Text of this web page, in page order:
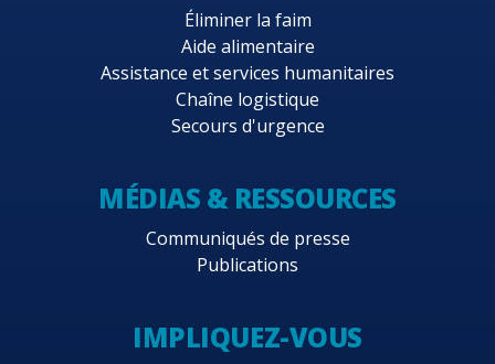
Éliminer la faim
Aide alimentaire
Assistance et services humanitaires
Chaîne logistique
Secours d'urgence
MÉDIAS & RESSOURCES
Communiqués de presse
Publications
IMPLIQUEZ-VOUS